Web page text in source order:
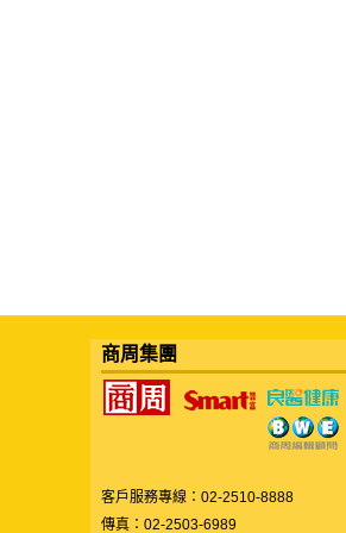
商周集團
客戶服務專線：02-2510-8888
傳真：02-2503-6989